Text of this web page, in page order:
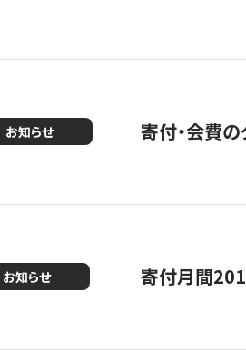
お知らせ 寄付・会費
お知らせ 寄付月間